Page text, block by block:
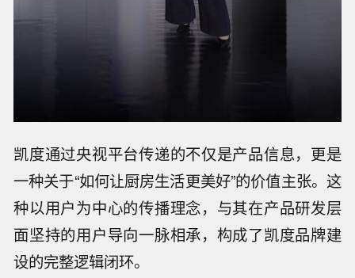
凯度通过央视平台传递的不仅是产品信息，更是
一种关于“如何让厨房生活更美好”的价值主张。这
种以用户为中心的传播理念，与其在产品研发层
面坚持的用户导向一脉相承，构成了凯度品牌建
设的完整逻辑闭环。